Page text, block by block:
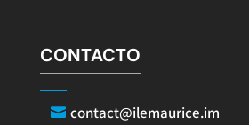
CONTACTO
contact@ilemaurice.im